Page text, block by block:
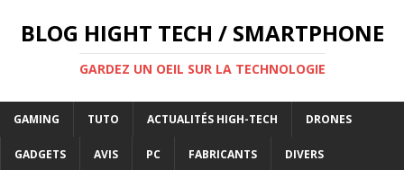
BLOG HIGHT TECH / SMARTPHONE
GARDEZ UN OEIL SUR LA TECHNOLOGIE
GAMING TUTO ACTUALITÉS HIGH-TECH DRONES
GADGETS AVIS PC FABRICANTS DIVERS